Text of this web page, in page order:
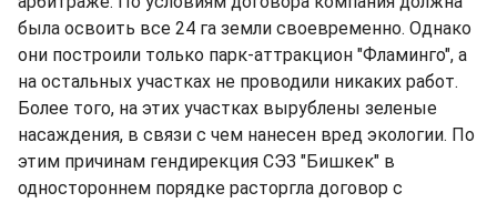
была освоить все 24 га земли своевременно. Однако
они построили только парк-аттракцион "Фламинго", а
на остальных участках не проводили никаких работ.
Более того, на этих участках вырублены зеленые
насаждения, в связи с чем нанесен вред экологии. По
этим причинам гендирекция СЭЗ "Бишкек" в
одностороннем порядке расторгла договор с